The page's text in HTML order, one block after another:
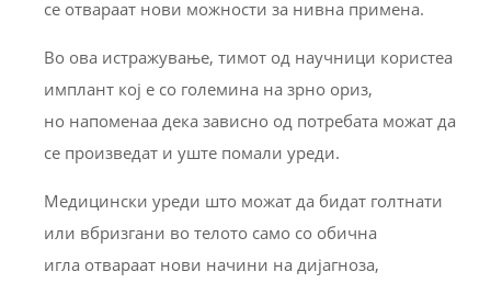
се отвараат нови можности за нивна примена.
Во ова истражување, тимот од научници користеа
имплант кој е со големина на зрно ориз,
но напоменаа дека зависно од потребата можат да
се произведат и уште помали уреди.
Медицински уреди што можат да бидат голтнати
или вбризгани во телото само со обична
игла отвараат нови начини на дијагноза,